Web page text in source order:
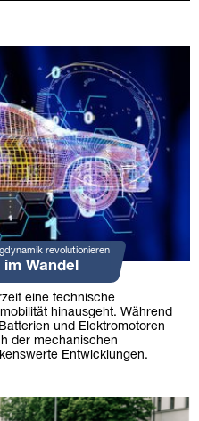
revolutionieren
Wandel
eine technische
hinausgeht. Während
und Elektromotoren
der mechanischen
Entwicklungen.